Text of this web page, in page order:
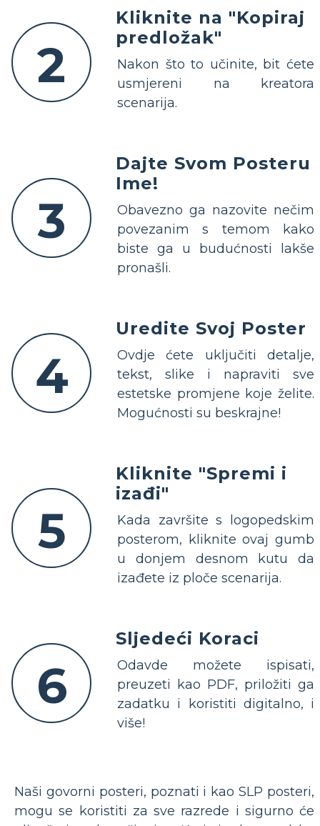
2
Kliknite na "Kopiraj
predložak"
Nakon što to učinite, bit ćete
usmjereni na kreatora
scenarija.
3
Dajte Svom Posteru
Ime!
Obavezno ga nazovite nečim
povezanim s temom kako
biste ga u budućnosti lakše
pronašli.
4
Uredite Svoj Poster
Ovdje ćete uključiti detalje,
tekst, slike i napraviti sve
estetske promjene koje želite.
Mogućnosti su beskrajne!
5
Kliknite "Spremi i
izađi"
Kada završite s logopedskim
posterom, kliknite ovaj gumb
u donjem desnom kutu da
izađete iz ploče scenarija.
6
Sljedeći Koraci
Odavde možete ispisati,
preuzeti kao PDF, priložiti ga
zadatku i koristiti digitalno, i
više!
Naši govorni posteri, poznati i kao SLP posteri,
mogu se koristiti za sve razrede i sigurno će